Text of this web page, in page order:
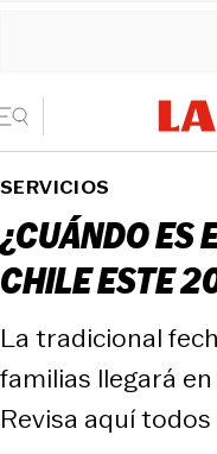
SERVICIOS
¿CUÁNDO ES
CHILE ESTE
La tradicional
familias llegará
Revisa aquí